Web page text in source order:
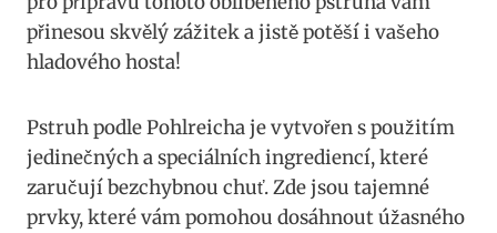
přinesou skvělý zážitek​ a⁢ jistě potěší i vašeho⁤
hladového hosta!
Pstruh podle⁢ Pohlreicha je vytvořen​ s‍ použitím
‌jedinečných ‌a speciálních ingrediencí, které
zaručují bezchybnou chuť. Zde jsou tajemné ​
prvky, které vám pomohou dosáhnout ​úžasného